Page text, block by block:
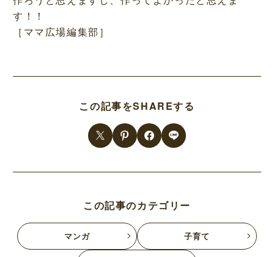
す！！
［ママ広場編集部］
この記事をSHAREする
この記事のカテゴリー
マンガ 子育て